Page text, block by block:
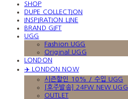
SHOP
DUPE COLLECTION
INSPIRATION LINE
BRAND GIFT
UGG
Fashion UGG
Original UGG
LONDON
✈️ LONDON NOW
시즌할인 10% / 수입 UGG
[호주발송] 24FW NEW UGG
OUTLET